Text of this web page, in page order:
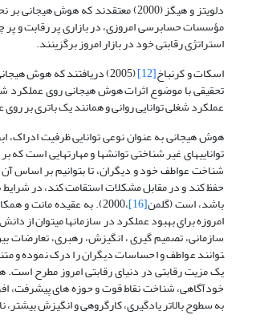
دلویتز و هیگز (2000) معتقدند که
مؤسسات حسابرسی امروزی، در بازاری پر رقابت و
استراتژی رقابتی خود در بازار امروز برگزینند.
اسکات و کرنباخ[12] (2005) دریافتند که هوش هیجانی بالاتر توسط تأمین کننده خدمات، منجر به رضایت بیشتر یا مبادلات خدماتی بیشتر می­شود. لو و همکاران
تحقیقی با موضوع اثرات هوش هیجانی روی عملکرد
عملکرد شغلی توانایی روانی و همانند یک باتری بر
هوش هیجانی به عنوان نوعی توانایی ظرفیت ادراک،
توانایی­های غیر شناختی توانش­ها و مهارت­هایی است که
شناخت عواطف خود و دیگران، تا بتوانیم بر اساس
حفظ کند و در مقابل مشکلات استقامت کند، در شرایط
باشد، است (گلمن[16] ،2000). به عقیده مانت و همکاران
امروزه برای بهبود عملکرد در سازمان­ها می­توان از دانش مربوط به احساسات و
توانند عواطف و احساسات دیگران را درک نموده و
یک مزیت رقابتی در دنیای رقابتی امروز مطرح است.
خودآگاهی، شناخت نقاط قوت و حوزه های پیشرفت،
به سطوح بالاتر یادگیری، کارگروهی و انگیزش بیشتر،